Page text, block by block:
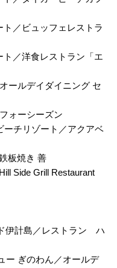
／ビュッフェレストラ
／洋食レストラン「エ
ールデイダイニング セ
ォーシーズン
ーチリゾート／アクアベ
板焼き 善
Side Grill Restaurant
伊計島／レストラン ハ
ー ぎのわん／オールデ